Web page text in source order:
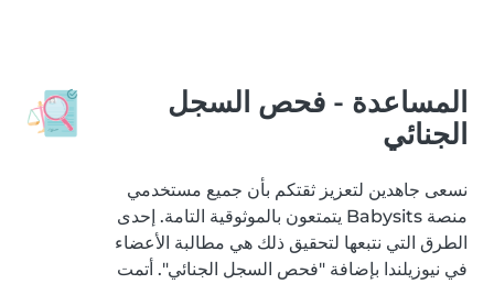
المساعدة - فحص السجل
الجنائي
نسعى جاهدين لتعزيز ثقتكم بأن جميع مستخدمي
منصة Babysits يتمتعون بالموثوقية التامة. إحدى
الطرق التي نتبعها لتحقيق ذلك هي مطالبة الأعضاء
في نيوزيلندا بإضافة "فحص السجل الجنائي". أتمت